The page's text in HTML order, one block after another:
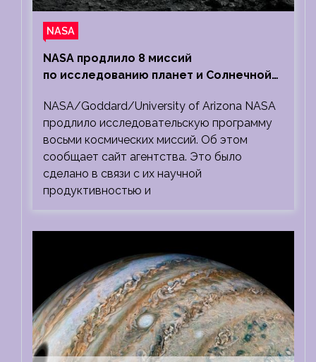
NASA
NASA продлило 8 миссий
по исследованию планет и Солнечной
NASA/Goddard/University of Arizona NASA
продлило исследовательскую программу
восьми космических миссий. Об этом
сообщает сайт агентства. Это было
сделано в связи с их научной
продуктивностью и